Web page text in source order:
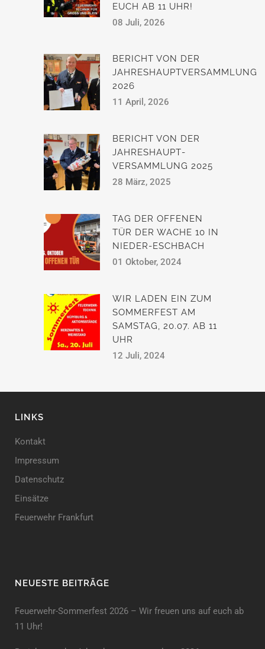
EUCH AB 11 UHR!
08 Juli, 2026
BERICHT VON DER
JAHRESHAUPTVERSAMMLUNG
2026
11 April, 2026
BERICHT VON DER
JAHRESHAUPT­
VERSAMMLUNG 2025
28 März, 2025
TAG DER OFFENEN
TÜR DER WACHE 10 IN
NIEDER-ESCHBACH
01 Oktober, 2024
WIR LADEN EIN ZUM
SOMMERFEST AM
SAMSTAG, 20.07. AB 11
UHR
12 Juli, 2024
LINKS
Kontakt
Impressum
Datenschutz
Einsätze
Feuerwehr Frankfurt
NEUESTE BEITRÄGE
Feuerwehr-Sommerfest 2026 – Wir freuen uns auf euch ab
11 Uhr!